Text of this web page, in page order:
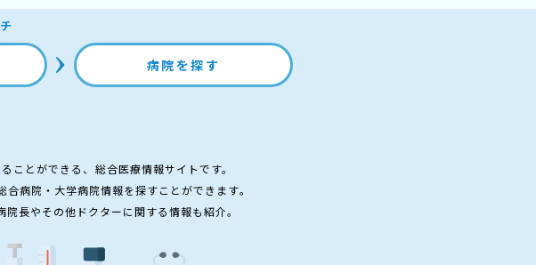
病院を探す
ことができる、総合医療情報サイトです。
病院・大学病院情報を探すことができます。
長やその他ドクターに関する情報も紹介。